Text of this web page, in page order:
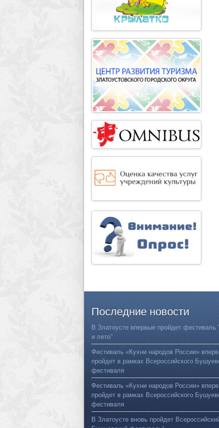
Последние новости
В Златоусте впервые пройдет фестиваль
и лето"
Фестиваль «Кухни народов России»
пройдет в рамках Всероссийского
фестиваля
Фестиваль «Кухни народов России»
пройдет в рамках Всероссийского
фестиваля
В Златоусте вновь пройдет